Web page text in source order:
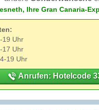
Ihre Gran Canaria-
19 Uhr
17 Uhr
19 Uhr
Anrufen: Hotelcode